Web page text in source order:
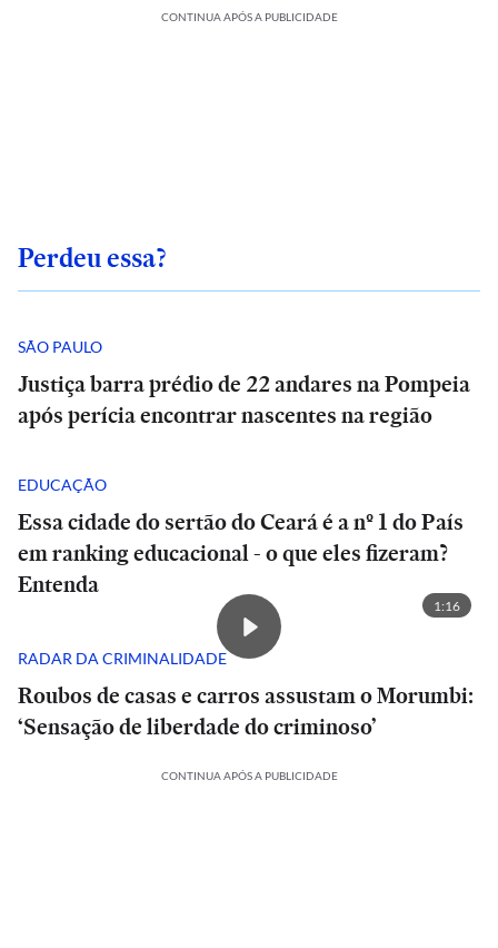
CONTINUA APÓS A PUBLICIDADE
Perdeu essa?
SÃO PAULO
Justiça barra prédio de 22 andares na Pompeia
após perícia encontrar nascentes na região
EDUCAÇÃO
Essa cidade do sertão do Ceará é a nº 1 do País
em ranking educacional - o que eles fizeram?
Entenda
1:16
RADAR DA CRIMINALIDADE
Roubos de casas e carros assustam o Morumbi:
‘Sensação de liberdade do criminoso’
CONTINUA APÓS A PUBLICIDADE